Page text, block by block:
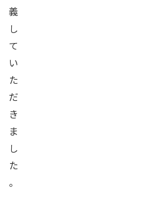
義
し
て
い
た
だ
き
ま
し
た
。